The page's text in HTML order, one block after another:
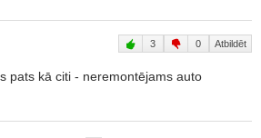
3 0 Atbildēt
pats kā citi - neremontējams auto